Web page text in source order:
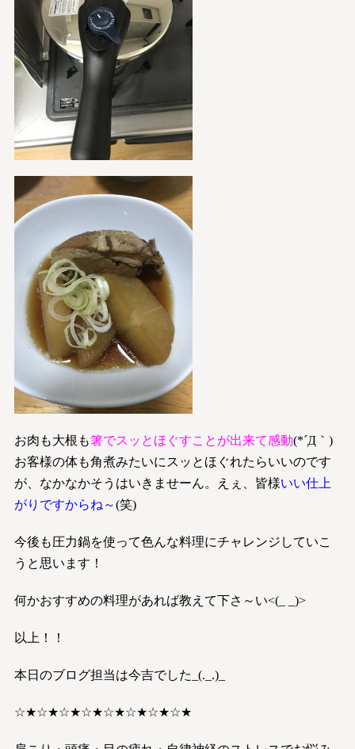
お肉も大根も箸でスッとほぐすことが出来て感動(*´Д｀)
お客様の体も角煮みたいにスッとほぐれたらいいのです
が、なかなかそうはいきませーん。えぇ、皆様いい仕上
がりですからね～(笑)
今後も圧力鍋を使って色んな料理にチャレンジしていこ
うと思います！
何かおすすめの料理があれば教えて下さ～い<(_ _)>
以上！！
本日のブログ担当は今吉でした_(._.)_
☆★☆★☆★☆★☆★☆★☆★☆★